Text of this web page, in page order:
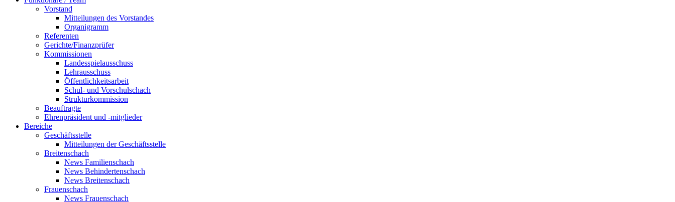
Vorstand
Mitteilungen des Vorstandes
Organigramm
Referenten
Gerichte/Finanzprüfer
Kommissionen
Landesspielausschuss
Lehrausschuss
Öffentlichkeitsarbeit
Schul- und Vorschulschach
Strukturkommission
Beauftragte
Ehrenpräsident und -mitglieder
Bereiche
Geschäftsstelle
Mitteilungen der Geschäftsstelle
Breitenschach
News Familienschach
News Behindertenschach
News Breitenschach
Frauenschach
News Frauenschach